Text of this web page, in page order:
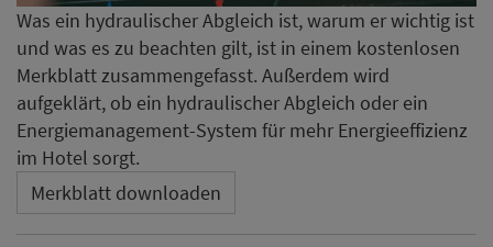
Was ein hydraulischer Abgleich ist, warum er wichtig ist
und was es zu beachten gilt, ist in einem kostenlosen
Merkblatt zusammengefasst. Außerdem wird
aufgeklärt, ob ein hydraulischer Abgleich oder ein
Energiemanagement-System für mehr Energieeffizienz
im Hotel sorgt.
Merkblatt downloaden